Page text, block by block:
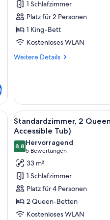
Bett
(Leisure)
anzeigen
1 Schlafzimmer
Platz für 2 Personen
1 King-Bett
Kostenloses WLAN
Weitere Details
Weitere
Bett
(Leisure)
Alle
Fotos
für
Standardzimmer,
2 Queen-
Betten
(Communication,
Accessible
Tub)
anzeigen
4
Standardzimmer, 2
Accessible Tub)
8,88,8 von 10
Hervorragend
5 Bewertungen
(5
Bewertungen)
33 m²
1 Schlafzimmer
Platz für 4 Personen
2 Queen-Betten
Kostenloses WLAN